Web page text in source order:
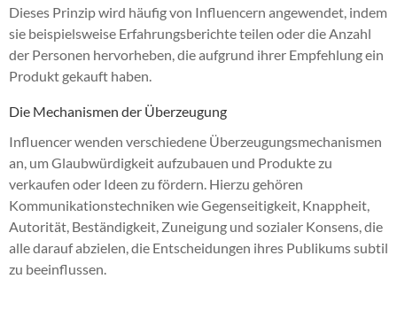
Dieses Prinzip wird häufig von Influencern angewendet, indem
sie beispielsweise Erfahrungsberichte teilen oder die Anzahl
der Personen hervorheben, die aufgrund ihrer Empfehlung ein
Produkt gekauft haben.
Die Mechanismen der Überzeugung
Influencer wenden verschiedene Überzeugungsmechanismen
an, um Glaubwürdigkeit aufzubauen und Produkte zu
verkaufen oder Ideen zu fördern. Hierzu gehören
Kommunikationstechniken wie Gegenseitigkeit, Knappheit,
Autorität, Beständigkeit, Zuneigung und sozialer Konsens, die
alle darauf abzielen, die Entscheidungen ihres Publikums subtil
zu beeinflussen.